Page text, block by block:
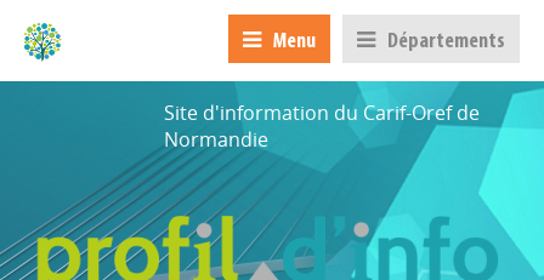
Menu Départements
Site d'information du Carif-Oref de
Normandie